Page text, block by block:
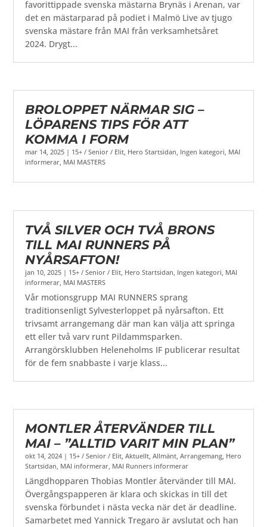
favorittippade svenska mästarna Brynäs i Arenan, var
det en mästarparad på podiet i Malmö Live av tjugo
svenska mästare från MAI från verksamhetsåret
2024. Drygt...
BROLOPPET NÄRMAR SIG –
LÖPARENS TIPS FÖR ATT
KOMMA I FORM
mar 14, 2025 | 15+ / Senior / Elit, Hero Startsidan, Ingen kategori, MAI
informerar, MAI MASTERS
TVÅ SILVER OCH TVÅ BRONS
TILL MAI RUNNERS PÅ
NYÅRSAFTON!
jan 10, 2025 | 15+ / Senior / Elit Hero Startsidan Ingen kategori MAI
informerar MAI MASTERS
Vår motionsgrupp MAI RUNNERS sprang
traditionsenligt Sylvesterloppet på nyårsafton. Ett
trivsamt arrangemang där man kan välja att springa
ett eller två varv runt Pildammsparken.
Arrangörsklubben Heleneholms IF publicerar resultat
för de fem snabbaste i varje klass...
MONTLER ÅTERVÄNDER TILL
MAI – ”ALLTID VARIT MIN PLAN”
okt 14, 2024 | 15+ / Senior / Elit,Aktuellt,Allmänt,Arrangemang, Hero
Startsidan, MAI informerar, MAI Runners informerar
Längdhopparen Thobias Montler återvänder till MAI.
Övergångspapperen är klara och skickas in till det
svenska förbundet i nästa vecka när det är deadline.
Samarbetet med Yannick Tregaro är avslutat och han